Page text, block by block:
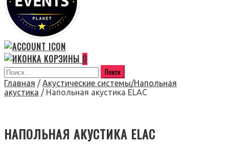
0
Главная / Акустические системы/Напольная
акустика / Напольная акустика ELAC
НАПОЛЬНАЯ АКУСТИКА ELAC